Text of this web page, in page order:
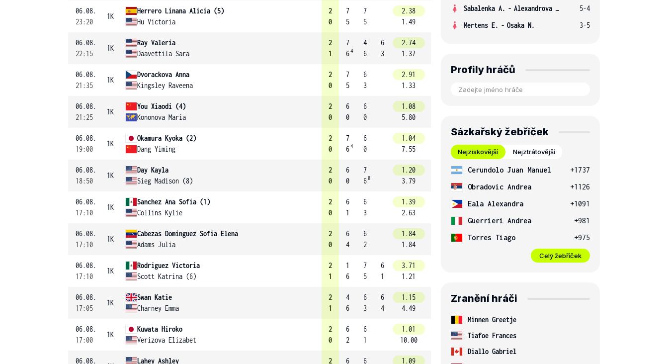
06.08.
23:20
1K
Herrero Linana Alicia (5)
Hu Victoria
2
0
7
5
7
5
2.38
1.49
06.08.
22:15
1K
Ray Valeria
Daavettila Sara
2
1
7
64
4
6
6
3
2.74
1.37
06.08.
21:35
1K
Dvorackova Anna
Kingsley Raveena
2
0
7
5
6
3
2.91
1.33
06.08.
21:25
1K
You Xiaodi (4)
Kononova Maria
2
0
6
0
6
0
1.08
5.80
06.08.
19:00
1K
Okamura Kyoka (2)
Dang Yiming
2
0
7
64
6
0
1.04
7.55
06.08.
18:50
1K
Day Kayla
Sieg Madison (8)
2
0
6
0
7
68
1.20
3.79
06.08.
17:10
1K
Sanchez Ana Sofia (1)
Collins Kylie
2
0
6
1
6
3
1.39
2.63
06.08.
17:10
1K
Cabezas Dominguez Sofia Elena
Adams Julia
2
0
6
4
6
2
1.84
1.84
06.08.
17:10
1K
Rodriguez Victoria
Scott Katrina (6)
2
1
1
6
7
5
6
1
3.71
1.21
06.08.
17:05
1K
Swan Katie
Charney Emma
2
1
4
6
6
3
6
4
1.15
4.49
06.08.
17:00
1K
Kuwata Hiroko
Verizova Elizabet
2
0
6
2
6
1
1.01
10.00
06.08. Lahey Ashley 2 6 6 1.09
Sabalenka A. - Alexandrova E.
5-4
Mertens E. - Osaka N. 3-5
Profily hráčů
Sázkařský žebříček
Nejziskovější Nejztrátovější
Cerundolo Juan Manuel
+1737
Obradovic Andrea
+1126
Eala Alexandra
+1091
Guerrieri Andrea
+981
Torres Tiago
+975
Celý žebříček
Zranění hráči
Minnen Greetje
Tiafoe Frances
Diallo Gabriel